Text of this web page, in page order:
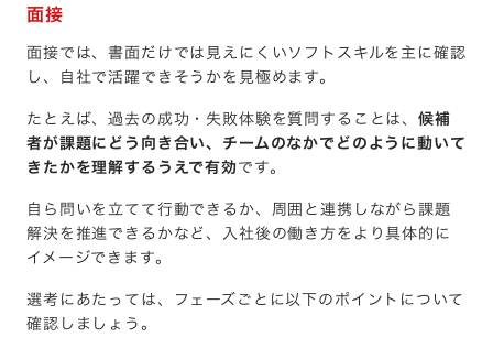
面接
面接では、書面だけでは見えにくいソフトスキルを主に確認
し、自社で活躍できそうかを見極めます。
たとえば、過去の成功・失敗体験を質問することは、候補
者が課題にどう向き合い、チームのなかでどのように動いて
きたかを理解するうえで有効です。
自ら問いを立てて行動できるか、周囲と連携しながら課題
解決を推進できるかなど、入社後の働き方をより具体的に
イメージできます。
選考にあたっては、フェーズごとに以下のポイントについて
確認しましょう。